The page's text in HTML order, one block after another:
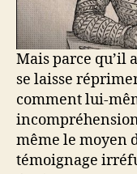
Mais parce qu’il
se laisse
comment lui-
même le moyen
témoignage